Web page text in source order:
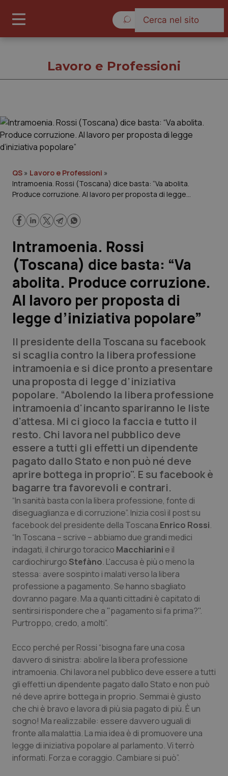
Cronache
Governo e Parlamento
Regioni e Asl
Lavoro e Professioni
Scienza e Farmaci
Studi e Analisi
Lettere al direttore
QS Pro
Professionisti Sanitari.AI
Abruzzo
Basilicata
Calabria
Campania
Emilia-Romagna
Friuli Venezia Giulia
Lazio
Liguria
Lombardia
Marche
Molise
Piemonte
Provincia Autonoma di Bolzano
Provincia Autonoma di Trento
QS Pro Gold
Artrite & artrosi
Asma & BPCO
Car-T
Colesterolo & coronaropatie
Dermatite Atopica
Diabete & glucometri
Disturbi dell’umore
Dolore
Donna & Salute
Epatiti
HIV
Infezioni & Febbre
Ipertensione & Scompenso
QS Club Newsletter
Lavoro e Professioni
QS » Lavoro e Professioni »
Intramoenia. Rossi (Toscana) dice basta: “Va abolita.
Produce corruzione. Al lavoro per proposta di legge
Intramoenia. Rossi
(Toscana) dice basta: “Va
abolita. Produce corruzione.
Al lavoro per proposta di
legge d’iniziativa popolare”
Il presidente della Toscana su facebook
si scaglia contro la libera professione
intramoenia e si dice pronto a presentare
una proposta di legge d’iniziativa
popolare. “Abolendo la libera professione
intramoenia d'incanto spariranno le liste
d'attesa. Mi ci gioco la faccia e tutto il
resto. Chi lavora nel pubblico deve
essere a tutti gli effetti un dipendente
pagato dallo Stato e non può né deve
aprire bottega in proprio". E su facebook è
bagarre tra favorevoli e contrari.
“In sanità basta con la libera professione, fonte di
diseguaglianza e di corruzione”. Inizia così il post su
facebook del presidente della Toscana Enrico Rossi.
“In Toscana – scrive – abbiamo due grandi medici
indagati, il chirurgo toracico Macchiarini e il
cardiochirurgo Stefàno. L'accusa è più o meno la
stessa: avere sospinto i malati verso la libera
professione a pagamento. Se hanno sbagliato
dovranno pagare. Ma a quanti cittadini è capitato di
sentirsi rispondere che a "pagamento si fa prima?".
Purtroppo, credo, a molti”.
Ecco perché per Rossi “bisogna fare una cosa
davvero di sinistra: abolire la libera professione
intramoenia. Chi lavora nel pubblico deve essere a tutti
gli effetti un dipendente pagato dallo Stato e non può
né deve aprire bottega in proprio. Semmai è giusto
che chi è bravo e lavora di più sia pagato di più. È un
sogno! Ma realizzabile: essere davvero uguali di
fronte alla malattia. La mia idea è di promuovere una
legge di iniziativa popolare al parlamento. Vi terrò
informati. Forza e coraggio. Cambiare si può”.